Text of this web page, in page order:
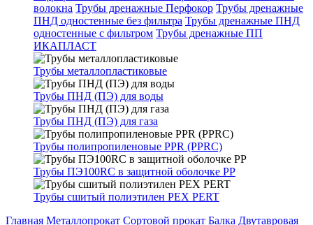
волокна Трубы дренажные Перфокор Трубы дренажные
ПНД одностенные без фильтра Трубы дренажные ПНД
одностенные с фильтром Трубы дренажные ПП
ИКАПЛАСТ
Трубы металлопластиковые
Трубы ПНД (ПЭ) для воды
Трубы ПНД (ПЭ) для газа
Трубы полипропиленовые PPR (PPRC)
Трубы ПЭ100RC в защитной оболочке PP
Трубы сшитый полиэтилен PEX PERT
Главная Металлопрокат Сортовой прокат Балка Двутавровая